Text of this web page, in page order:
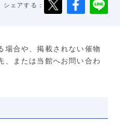
シェアする：
合や、掲載されない催物
、または当館へお問い合わ